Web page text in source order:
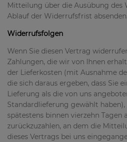
Mitteilung über die Ausübung des
Ablauf der Widerrufsfrist absenden.
Widerrufsfolgen
Wenn Sie diesen Vertrag
Zahlungen, die wir von Ihnen
der Lieferkosten (mit Ausnahme
die sich daraus ergeben, dass Sie
Lieferung als die von uns
Standardlieferung gewählt
spätestens binnen vierzehn Tagen
zurückzuzahlen, an dem die
dieses Vertrags bei uns